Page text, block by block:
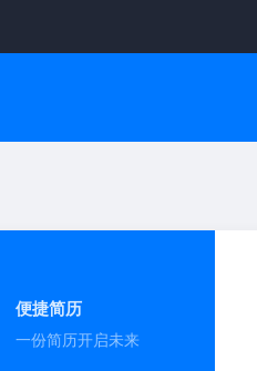
便捷简历
一份简历开启未来